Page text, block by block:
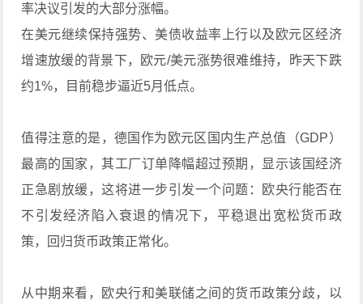
率决议引发的大部分涨幅。
在美元继续保持强势、美债收益率上行以及欧元区经济
增速放缓的背景下，欧元/美元涨势很难维持，昨天下跌
约1%，目前稳步逼近5月低点。
值得注意的是，德国作为欧元区国内生产总值（GDP）
最高的国家，其工厂订单降幅超过预期，显示该国经济
正急剧放缓，这将进一步引发一个问题：欧央行能否在
不引发经济陷入衰退的情况下，平稳退出宽松货币政
策，回归货币政策正常化。
从中期来看，欧央行和美联储之间的货币政策分歧，以